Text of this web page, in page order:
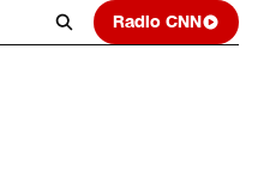
Radio CNN